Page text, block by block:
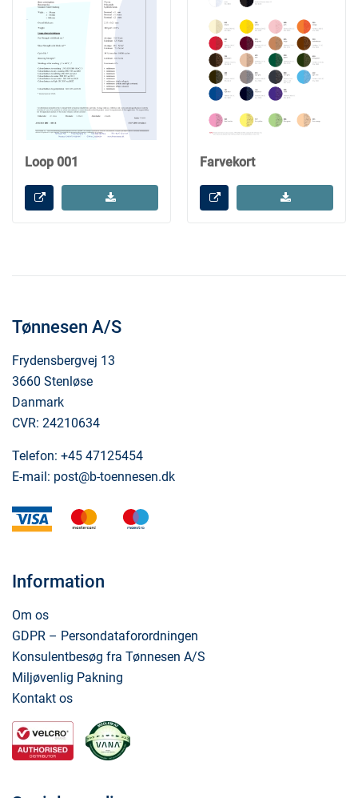
Loop 001 Farvekort
Tønnesen A/S
Frydensbergvej 13
3660 Stenløse
Danmark
CVR: 24210634
Telefon: +45 47125454
E-mail: post@b-toennesen.dk
visa mastercard
Information
Om os
GDPR – Persondataforordningen
Konsulentbesøg fra Tønnesen A/S
Miljøvenlig Pakning
Kontakt os